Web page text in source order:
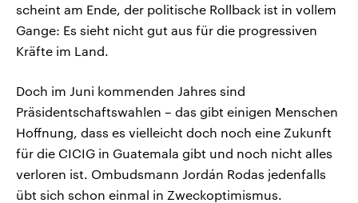
scheint am Ende, der politische Rollback ist in vollem
Gange: Es sieht nicht gut aus für die progressiven
Kräfte im Land.
Doch im Juni kommenden Jahres sind
Präsidentschaftswahlen – das gibt einigen Menschen
Hoffnung, dass es vielleicht doch noch eine Zukunft
für die CICIG in Guatemala gibt und noch nicht alles
verloren ist. Ombudsmann Jordán Rodas jedenfalls
übt sich schon einmal in Zweckoptimismus.